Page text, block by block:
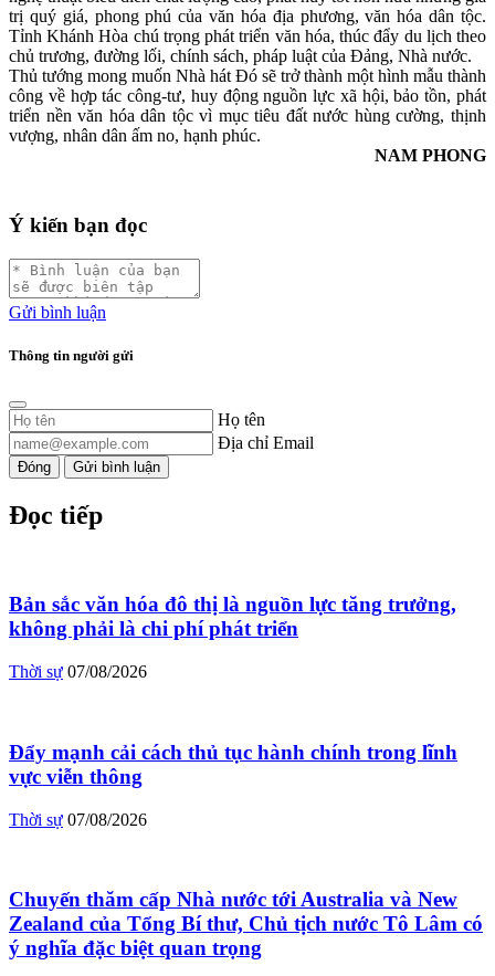
trị quý giá, phong phú của văn hóa địa phương, văn hóa dân tộc.
Tỉnh Khánh Hòa chú trọng phát triển văn hóa, thúc đẩy du lịch theo
chủ trương, đường lối, chính sách, pháp luật của Đảng, Nhà nước.
Thủ tướng mong muốn Nhà hát Đó sẽ trở thành một hình mẫu thành
công về hợp tác công-tư, huy động nguồn lực xã hội, bảo tồn, phát
triển nền văn hóa dân tộc vì mục tiêu đất nước hùng cường, thịnh
vượng, nhân dân ấm no, hạnh phúc.
NAM PHONG
Ý kiến bạn đọc
Gửi bình luận
Thông tin người gửi
Họ tên
Địa chỉ Email
Đóng Gửi bình luận
Đọc tiếp
Bản sắc văn hóa đô thị là nguồn lực tăng trưởng,
không phải là chi phí phát triển
Thời sự 07/08/2026
Đẩy mạnh cải cách thủ tục hành chính trong lĩnh
vực viễn thông
Thời sự 07/08/2026
Chuyến thăm cấp Nhà nước tới Australia và New
Zealand của Tổng Bí thư, Chủ tịch nước Tô Lâm có
ý nghĩa đặc biệt quan trọng